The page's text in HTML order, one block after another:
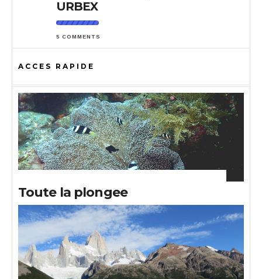
URBEX
5 COMMENTS
ACCES RAPIDE
Toute la plongee